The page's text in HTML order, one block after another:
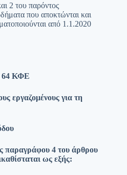
2 του παρόντος
που αποκτώνται και
από 1.1.2020
64 ΚΦΕ
εργαζομένους για τη
παραγράφου 4 του άρθρου
ως εξής: